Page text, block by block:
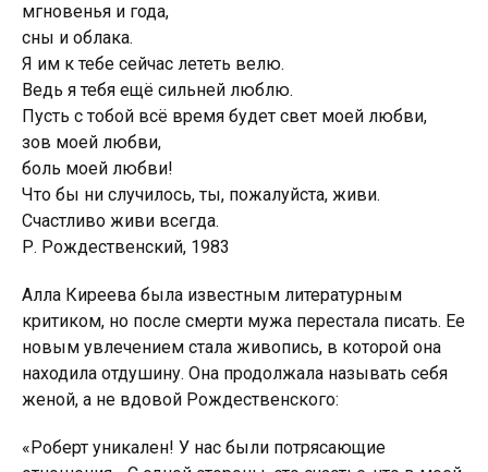
мгновенья и года,
сны и облака.
Я им к тебе сейчас лететь велю.
Ведь я тебя ещё сильней люблю.
Пусть с тобой всё время будет свет моей любви,
зов моей любви,
боль моей любви!
Что бы ни случилось, ты, пожалуйста, живи.
Счастливо живи всегда.
Р. Рождественский, 1983
Алла Киреева была известным литературным
критиком, но после смерти мужа перестала писать. Ее
новым увлечением стала живопись, в которой она
находила отдушину. Она продолжала называть себя
женой, а не вдовой Рождественского:
«Роберт уникален! У нас были потрясающие